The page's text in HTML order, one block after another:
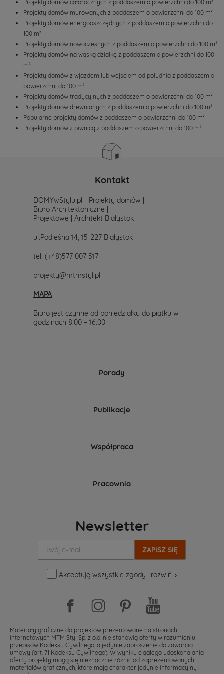
prostu
skontaktuj
nami.
Mailowo
projekty@mtmstyl.pl
telefonicznie
007-
517.
Chętnie
wesprzemy
projektu
Projekty domów całorocznych z poddaszem o powierzchni do 100 m²
Projekty domów murowanych z poddaszem o powierzchni do 100 m²
Projekty domów energooszczędnych z poddaszem o powierzchni do
100 m²
Projekty domów nowoczesnych z poddaszem o powierzchni do 100 m²
Projekty domów na wąską działkę z poddaszem o powierzchni do 100
m²
Projekty domów z wjazdem lub wejściem od południa z poddaszem o
powierzchni do 100 m²
Projekty domów tradycyjnych z poddaszem o powierzchni do 100 m²
Projekty domów drewnianych z poddaszem o powierzchni do 100 m²
Popularne projekty domów z poddaszem o powierzchni do 100 m²
Projekty domów z piwnicą z poddaszem o powierzchni do 100 m²
Kontakt
DOMYwStylu.pl - Projekty domów |
Biuro Architektoniczne |
Projektowe | Architekt Białystok
ul.Podleśna 14, 15-227 Białystok
tel: (+48)577 007 517
projekty@mtmstyl.pl
MAPA
Biuro jest czynne od poniedziałku do piątku w
godzinach 8:00 – 16:00
Porady
Publikacje
Współpraca
Pracownia
Newsletter
mail:
Akceptuję wszystkie zgody
rozwiń >
Materiały graficzne do projektów prezentowane na stronach
internetowych MTM Styl Sp. z o.o. nie stanowią oferty w rozumieniu
przepisów Kodeksu Cywilnego, a jedynie zaproszenie do zawarcia
umowy (art. 71 Kodeksu Cywilnego). W wyniku ciągłego udoskonalania
oferty projekty mogą się nieznacznie różnić od zaprezentowanych
materiałów graficznych, które mają charakter jedynie informacyjny i